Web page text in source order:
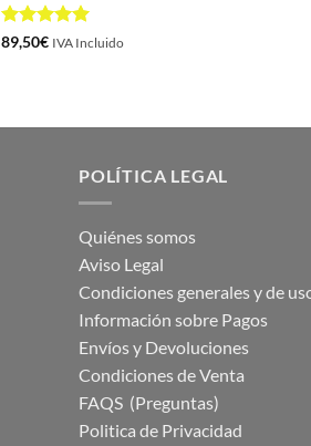
Valorado
89,50€ IVA Incluido
POLÍTICA LEGAL
Quiénes somos
Aviso Legal
Condiciones generales y de
Información sobre Pagos
Envíos y Devoluciones
Condiciones de Venta
FAQS (Preguntas)
Politica de Privacidad